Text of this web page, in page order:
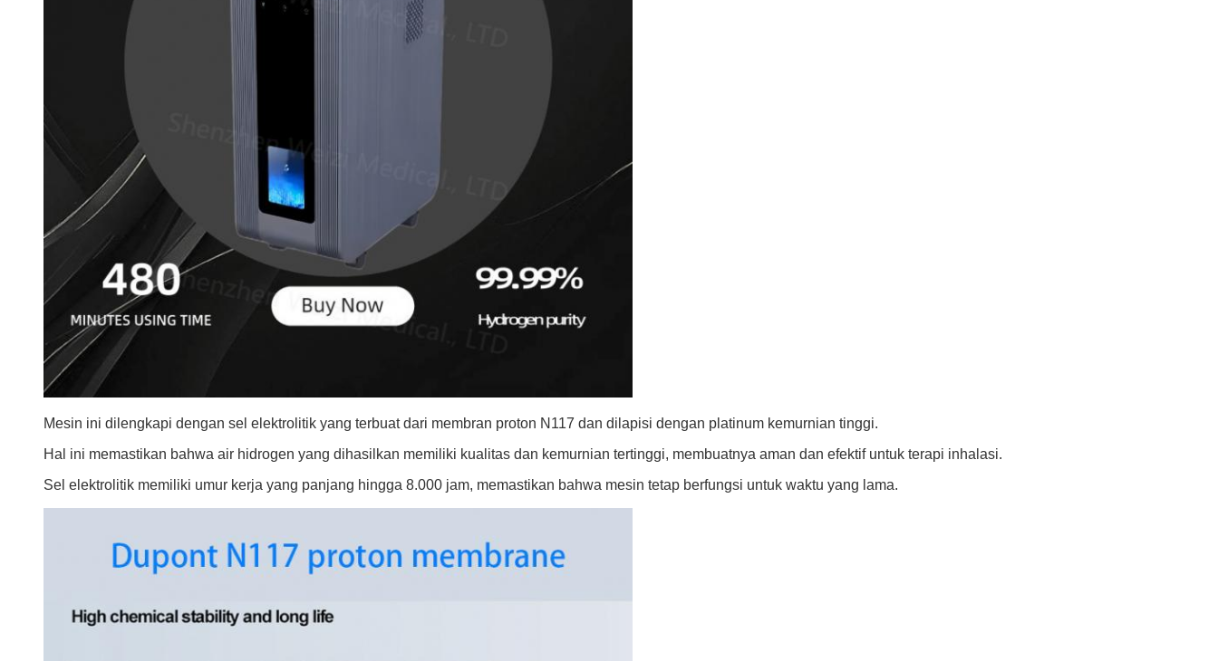
Mesin ini dilengkapi dengan sel elektrolitik yang terbuat dari membran proton N117 dan dilapisi dengan platinum kemurnian tinggi.
Hal ini memastikan bahwa air hidrogen yang dihasilkan memiliki kualitas dan kemurnian tertinggi, membuatnya aman dan efektif untuk terapi inhalasi.
Sel elektrolitik memiliki umur kerja yang panjang hingga 8.000 jam, memastikan bahwa mesin tetap berfungsi untuk waktu yang lama.